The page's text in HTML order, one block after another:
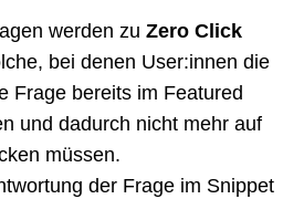
werden zu Zero Click
bei denen User:innen die
Frage bereits im Featured
und dadurch nicht mehr auf
müssen.
der Frage im Snippet